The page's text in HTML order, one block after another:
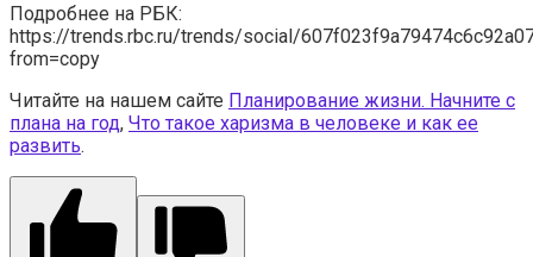
Подробнее на РБК:
https://trends.rbc.ru/trends/social/
from=copy
Читайте на нашем сайте Планирование жизни. Начните с
плана на год, Что такое харизма в человеке и как ее
развить.